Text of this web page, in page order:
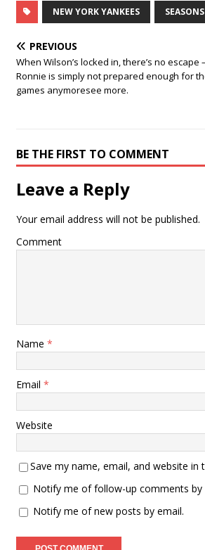
NEW YORK YANKEES SEASONS
PREVIOUS
When Wilson’s locked in, there’s no
Ronnie is simply not prepared enough for
games anymoresee more.
BE THE FIRST TO COMMENT
Leave a Reply
Your email address will not be published.
Comment
Name *
Email *
Website
Save my name, email, and website
Notify me of follow-up comments by
Notify me of new posts by email.